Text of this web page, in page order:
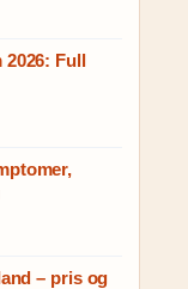
2026: Full
– pris og